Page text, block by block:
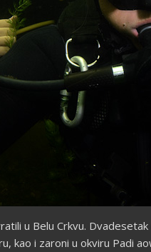
u Belu Crkvu.
kao i zaroni u okviru Padi